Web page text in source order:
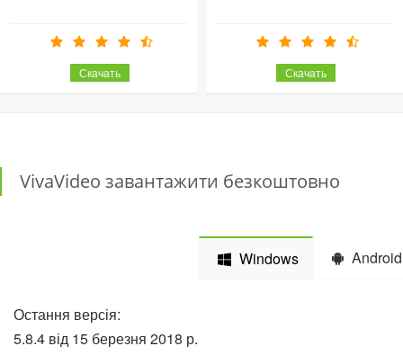
VivaVideo завантажити безкоштовно
Windows Android
Остання версія:
5.8.4 від 15 березня 2018 р.